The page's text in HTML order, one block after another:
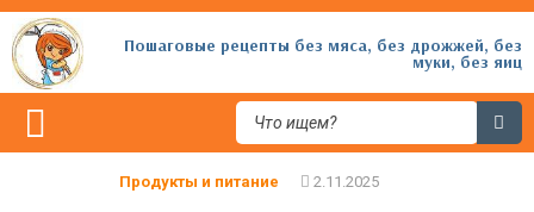
Пошаговые рецепты без мяса, без дрожжей, без
муки, без яиц
Продукты и питание